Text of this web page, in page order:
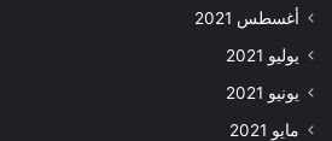
أغسطس 2021
يوليو 2021
يونيو 2021
مايو 2021